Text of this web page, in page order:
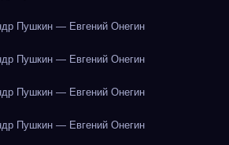
Пушкин — Евгений Онегин
Пушкин — Евгений Онегин
Пушкин — Евгений Онегин
Пушкин — Евгений Онегин